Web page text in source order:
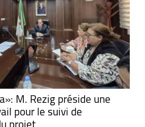
M. Rezig préside une
pour le suivi de